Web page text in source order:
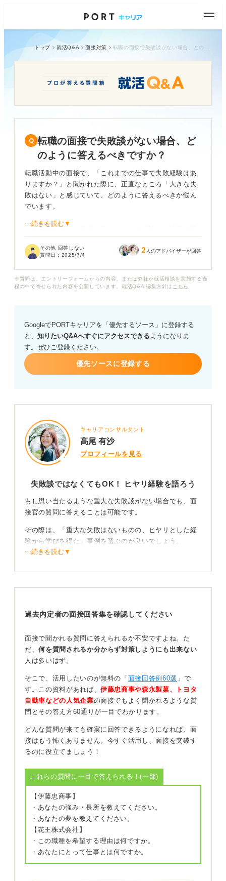
トップ 就活Q&A 面接対策
転職の面接で失敗談がない場合、ど
のように答えるべきですか？
転職活動中の面接で、「これまでの仕事で失敗経験はあ
りますか？」と聞かれた際に、正直なところ「大きな失
敗はない」と感じていて、どのように答えるべきか悩ん
でいます。
新卒の面接では、学業やアルバイトの経験から比較的答
の業務のなかで大きな問題に発展するような大きな失敗
面接官はこの質問を通じて、どのような意図で応募者を
質問の意図を正しく理解し、自分の強みを伝えられるよ
うな答え方にするには、どのような工夫をすれば良いで
しょうか？
⋯続きを読む▼
その他 回答しない
質問日： 2025/7/4 2 人のアドバイザーが回答
※質問は、エントリーフォームからの内容、または弊社が就活相談を実施する過
程の中で寄せられた内容を公開しています。就活Q&A 編集方針は こちら
GoogleでPORTキャリアを「優先するソース」に登録する
と、 知りたいQ&Aへすぐにアクセスできるようになりま
す。ぜひご登録ください。
優先ソースに登録する
キャリアコンサルタント
高尾 有沙
プロフィールを見る
失敗談ではなくてもOK！ ヒヤリ経験を語ろう
もし思い当たるような重大な失敗談がない場合でも、面
接官の質問に答えることは可能です。
その際は、「重大な失敗はないものの、ヒヤリとした経
験から学びを得た」事例を選ぶのが良いでしょう。
これに加えて、応募者の人となりや弱みを見るという側
STAR法＋再発防止策が有効！ 挑戦と成長を示す人
失敗談を語る際の回答は、STAR法に再発防止策を添え
るのが鉄板です。
たとえば、Situationとして「案件の納期遅延が見えた」
という状況を説明し、Taskとして「品質を落とさずスケ
次に、Actionとして「工数を可視化し週次レビューを提
案」といった具体的な行動を述べ、Resultとして「遅延0
日で納品、次の案件から標準工程表を社内共有できた」
という結果を伝えるのです。
最後に「以後は○○で予防している」と現在の改善策を添
えれば、あなたが困難な状況でも挑戦し、そこから学び
を得て成長し続ける人であることを伝えることができる
⋯続きを読む▼
過去内定者の面接回答集を確認してください
面接で聞かれる質問に答えられるか不安ですよね。た
だ、何を質問されるか分からず対策しようにも出来ない
人は多いはず。
そこで、活用したいのが無料の「 面接回答例60選 」で
す。この資料があれば、伊藤忠商事や森永製菓、トヨタ
自動車などの人気企業の面接でもよく聞かれるような質
問とその答え方60通りが一目でわかります。
どんな質問が来ても確実に回答できるようになれば、面
接はもう怖くありません。今すぐ活用し、面接を突破す
るのに役立てましょう！
これらの質問に一目で答えられる！(一部)
【伊藤忠商事】
・あなたの強み・長所を教えてください。
・あなたの夢を教えてください。
【花王株式会社】
・この職種を希望する理由は何ですか。
・あなたにとって仕事とは何ですか。